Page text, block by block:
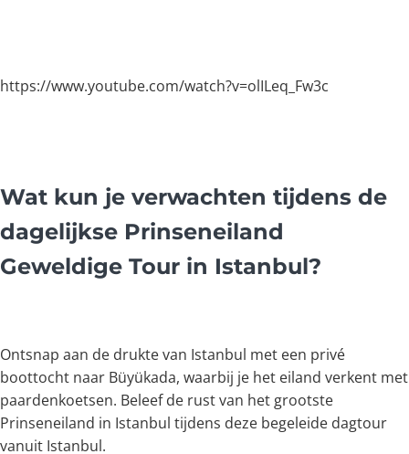
https://www.youtube.com/watch?v=olILeq_Fw3c
Wat kun je verwachten tijdens de
dagelijkse Prinseneiland
Geweldige Tour in Istanbul?
Ontsnap aan de drukte van Istanbul met een privé
boottocht naar Büyükada, waarbij je het eiland verkent met
paardenkoetsen. Beleef de rust van het grootste
Prinseneiland in Istanbul tijdens deze begeleide dagtour
vanuit Istanbul.